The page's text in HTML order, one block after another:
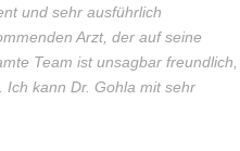
und sehr ausführlich
Arzt, der auf seine
Team ist unsagbar freundlich,
kann Dr. Gohla mit sehr